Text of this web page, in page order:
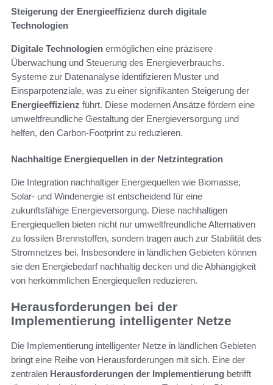
Steigerung der Energieeffizienz durch digitale
Technologien
Digitale Technologien ermöglichen eine präzisere
Überwachung und Steuerung des Energieverbrauchs.
Systeme zur Datenanalyse identifizieren Muster und
Einsparpotenziale, was zu einer signifikanten Steigerung der
Energieeffizienz führt. Diese modernen Ansätze fördern eine
umweltfreundliche Gestaltung der Energieversorgung und
helfen, den Carbon-Footprint zu reduzieren.
Nachhaltige Energiequellen in der Netzintegration
Die Integration nachhaltiger Energiequellen wie Biomasse,
Solar- und Windenergie ist entscheidend für eine
zukunftsfähige Energieversorgung. Diese nachhaltigen
Energiequellen bieten nicht nur umweltfreundliche Alternativen
zu fossilen Brennstoffen, sondern tragen auch zur Stabilität des
Stromnetzes bei. Insbesondere in ländlichen Gebieten können
sie den Energiebedarf nachhaltig decken und die Abhängigkeit
von herkömmlichen Energiequellen reduzieren.
Herausforderungen bei der
Implementierung intelligenter Netze
Die Implementierung intelligenter Netze in ländlichen Gebieten
bringt eine Reihe von Herausforderungen mit sich. Eine der
zentralen Herausforderungen der Implementierung betrifft